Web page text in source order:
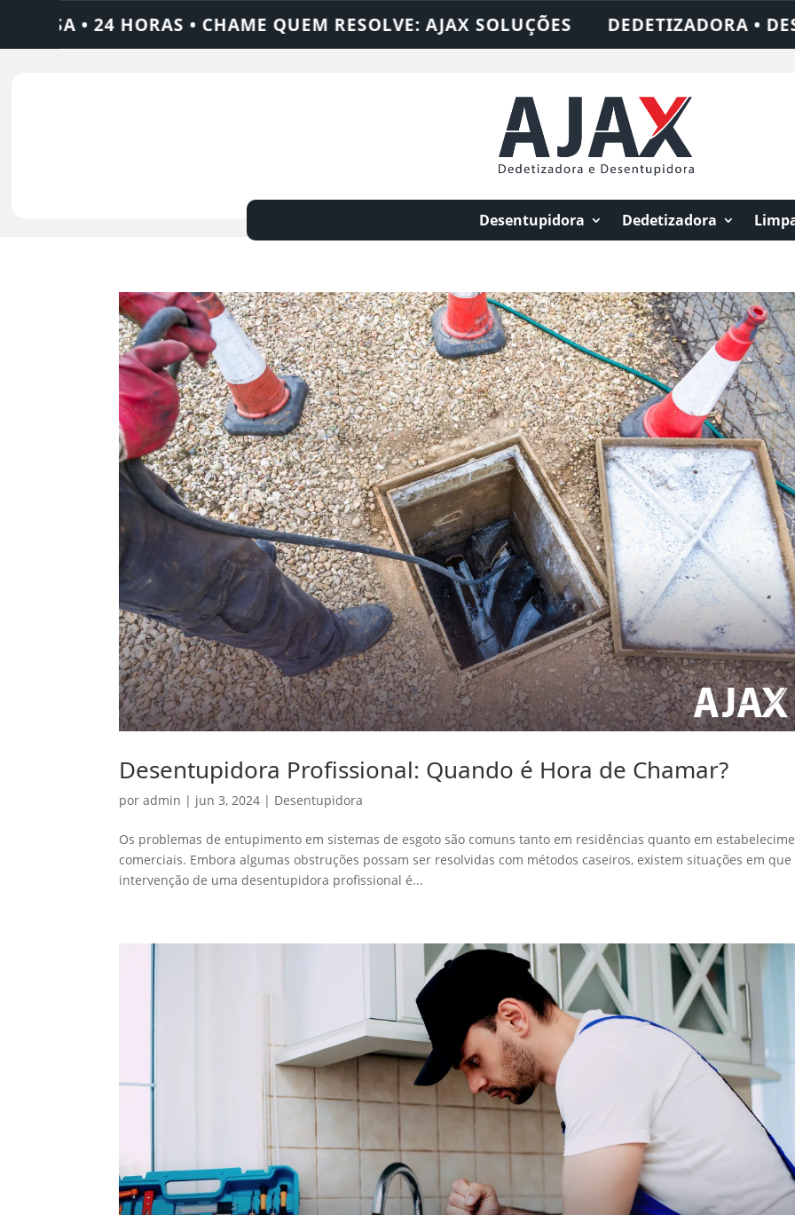
• CHAME QUEM RESOLVE: AJAX SOLUÇÕES DEDETIZADORA • DESENTUPIDORA •
Desentupidora Dedetizadora
Desentupidora Profissional: Quando é Hora de Chamar?
poradmin | jun 3, 2024 | Desentupidora
Os problemas de entupimento em sistemas de esgoto são comuns tanto em residências quanto em
comerciais. Embora algumas obstruções possam ser resolvidas com métodos caseiros, existem situações em que
intervenção de uma desentupidora profissional é...